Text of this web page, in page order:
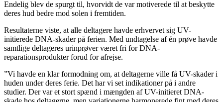
Endelig blev de spurgt til, hvorvidt de var motiverede til at beskytte
deres hud bedre mod solen i fremtiden.
Resultaterne viste, at alle deltagere havde erhvervet sig UV-
initierede DNA-skader på ferien. Med undtagelse af én prøve havde
samtlige deltageres urinprøver været fri for DNA-
reparationsprodukter forud for afrejse.
”Vi havde en klar formodning om, at deltagerne ville få UV-skader i
huden under deres ferie. Det har vi set indikationer på i andre
studier. Der var et stort spænd i mængden af UV-initieret DNA-